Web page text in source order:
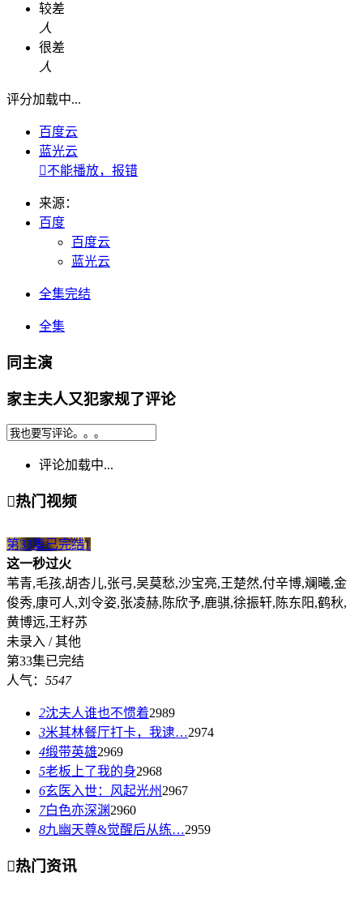
较差
人
很差
人
评分加载中...
百度云
蓝光云
不能播放，报错
来源：
百度
百度云
蓝光云
全集完结
全集
同主演
家主夫人又犯家规了评论
评论加载中...
热门视频
第33集已完结1
这一秒过火
苇青,毛孩,胡杏儿,张弓,吴莫愁,沙宝亮,王楚然,付辛博,斓曦,金
俊秀,康可人,刘令姿,张凌赫,陈欣予,鹿骐,徐振轩,陈东阳,鹤秋,
黄博远,王籽苏
未录入 / 其他
第33集已完结
人气： 5547
2沈夫人谁也不惯着2989
3米其林餐厅打卡，我逮…2974
4缎带英雄2969
5老板上了我的身2968
6玄医入世：风起光州2967
7白色亦深渊2960
8九幽天尊&觉醒后从练…2959
热门资讯